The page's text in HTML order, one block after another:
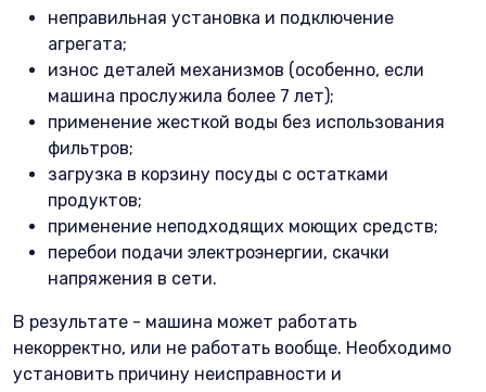
неправильная установка и подключение
агрегата;
износ деталей механизмов (особенно, если
машина прослужила более 7 лет);
применение жесткой воды без использования
фильтров;
загрузка в корзину посуды с остатками
продуктов;
применение неподходящих моющих средств;
перебои подачи электроэнергии, скачки
напряжения в сети.
В результате - машина может работать
некорректно, или не работать вообще. Необходимо
установить причину неисправности и